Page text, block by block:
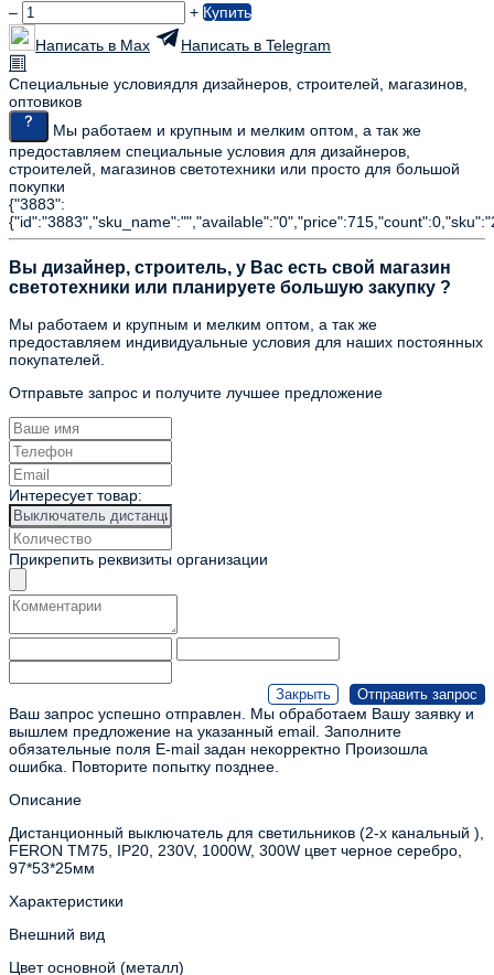
–
+ Купить
Написать в Max
Написать в Telegram
Специальные условиядля дизайнеров, строителей, магазинов,
оптовиков
Мы работаем и крупным и мелким оптом, а так же
предоставляем специальные условия для дизайнеров,
строителей, магазинов светотехники или просто для большой
покупки
{"3883":
Вы дизайнер, строитель, у Вас есть свой магазин
светотехники или планируете большую закупку ?
Мы работаем и крупным и мелким оптом, а так же
предоставляем индивидуальные условия для наших постоянных
покупателей.
Отправьте запрос и получите лучшее предложение
Интересует товар:
Прикрепить реквизиты организации
Ваш запрос успешно отправлен. Мы обработаем Вашу заявку и
вышлем предложение на указанный email. Заполните
обязательные поля E-mail задан некорректно Произошла
ошибка. Повторите попытку позднее.
Описание
Дистанционный выключатель для светильников (2-х канальный ),
FERON TM75, IP20, 230V, 1000W, 300W цвет черное серебро,
97*53*25мм
Характеристики
Внешний вид
Цвет основной (металл)